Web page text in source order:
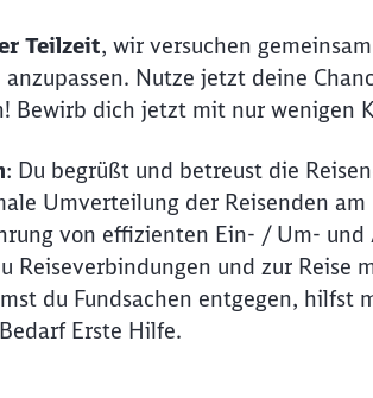
Teilzeit, wir versuchen
Nutze jetzt deine
Bewirb dich jetzt mit nur wenigen
: Du begrüßt und betreust die
Umverteilung der Reisenden
von effizienten Ein- / Um- und
Reiseverbindungen und zur Reise
du Fundsachen entgegen, hilfst
Erste Hilfe.